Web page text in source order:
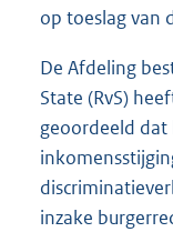
op toeslag van
De Afdeling
State (RvS)
geoordeeld dat
inzake